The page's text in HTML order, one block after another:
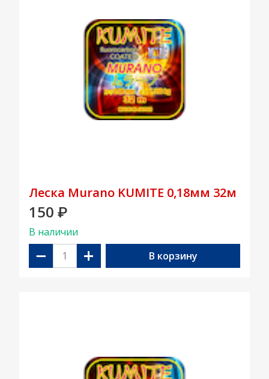
Леска Murano KUMITE 0,18мм 32м
150 ₽
В наличии
− + В корзину